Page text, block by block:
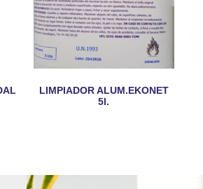
LIMPIADOR ALUM.EKONET
5l.